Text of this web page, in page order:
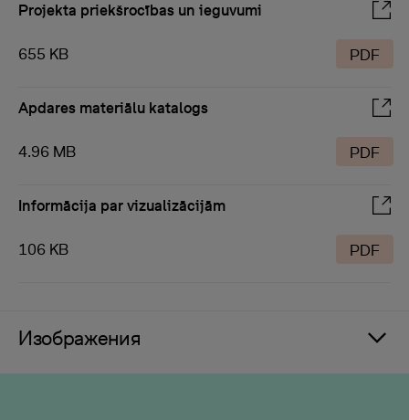
Projekta priekšrocības un ieguvumi
655 KB PDF
Apdares materiālu katalogs
4.96 MB PDF
Informācija par vizualizācijām
106 KB PDF
Изображения